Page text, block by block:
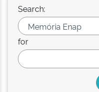
Search:
for